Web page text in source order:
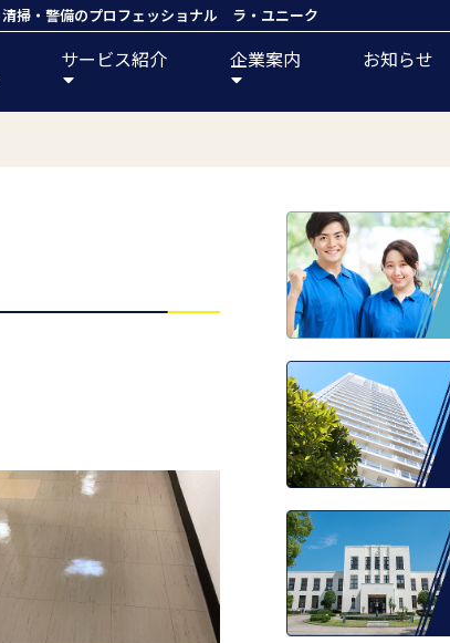
清掃 ・ 警備のプロフェッショナル ラ・ユニーク
サービス紹介 企業案内 お知らせ